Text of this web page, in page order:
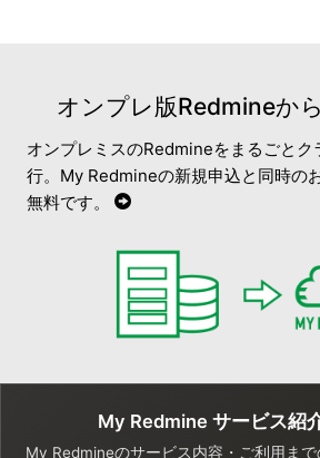
オンプレ版Redmineか
オンプレミスのRedmineをまるごとク
行。My Redmineの新規申込と同時の
無料です。
My Redmine サービス紹
My Redmineのサービス内容・ご利用ま